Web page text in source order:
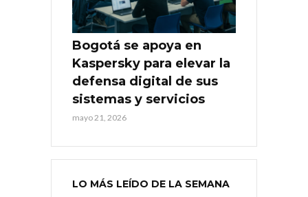
Bogotá se apoya en
Kaspersky para elevar la
defensa digital de sus
sistemas y servicios
mayo 21, 2026
LO MÁS LEÍDO DE LA SEMANA